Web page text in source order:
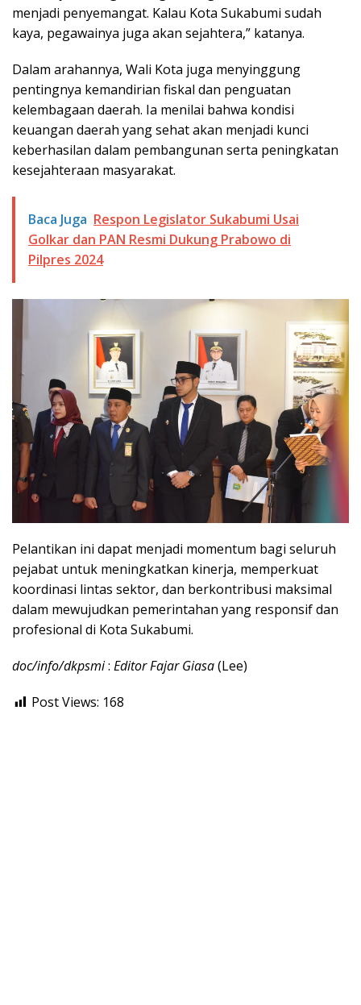
menjadi penyemangat. Kalau Kota Sukabumi sudah
kaya, pegawainya juga akan sejahtera,” katanya.
Dalam arahannya, Wali Kota juga menyinggung
pentingnya kemandirian fiskal dan penguatan
kelembagaan daerah. Ia menilai bahwa kondisi
keuangan daerah yang sehat akan menjadi kunci
keberhasilan dalam pembangunan serta peningkatan
kesejahteraan masyarakat.
Baca Juga Respon Legislator Sukabumi Usai
Golkar dan PAN Resmi Dukung Prabowo di
Pilpres 2024
Pelantikan ini dapat menjadi momentum bagi seluruh
pejabat untuk meningkatkan kinerja, memperkuat
koordinasi lintas sektor, dan berkontribusi maksimal
dalam mewujudkan pemerintahan yang responsif dan
profesional di Kota Sukabumi.
doc/info/dkpsmi: Editor Fajar Giasa(Lee)
Post Views: 168